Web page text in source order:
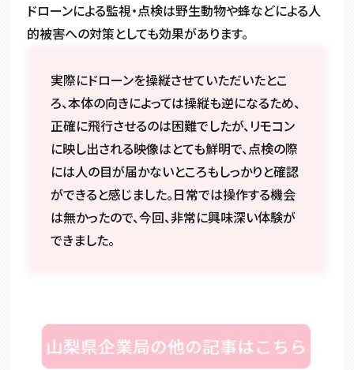
ドローンによる監視・点検は野生動物や蜂などによる人
的被害への対策としても効果があります。
実際にドローンを操縦させていただいたとこ
ろ、本体の向きによっては操縦も逆になるため、
正確に飛行させるのは困難でしたが、リモコン
に映し出される映像はとても鮮明で、点検の際
には人の目が届かないところもしっかりと確認
ができると感じました。日常では操作する機会
は無かったので、今回、非常に興味深い体験が
できました。